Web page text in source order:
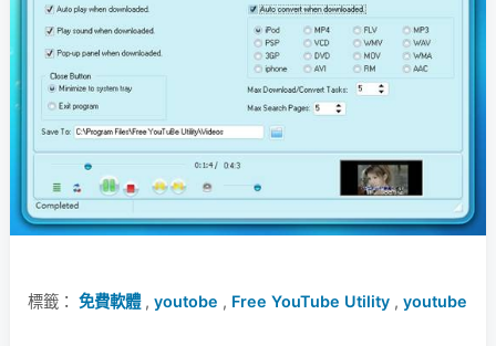
標籤： 免費軟體, youtobe , Free YouTube Utility , youtube